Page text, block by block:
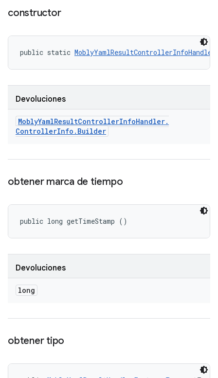
constructor
public static
Devoluciones
MoblyYamlResultControllerInfoHandler.
ControllerInfo . Builder
obtener marca de tiempo
public long getTimeStamp ()
Devoluciones
long
obtener tipo